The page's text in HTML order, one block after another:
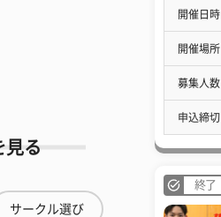
見る
サークル選び
開催日時
開催場所
募集人数
申込締切
終了